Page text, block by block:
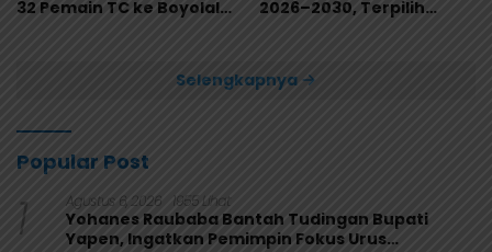
32 Pemain TC ke Boyolali
2026–2030, Terpilih
Selengkapnya
Popular Post
1 Agustus 6, 2026 1955 Lihat
Yohanes Raubaba Bantah Tudingan Bupati
Yapen, Ingatkan Pemimpin Fokus Urus